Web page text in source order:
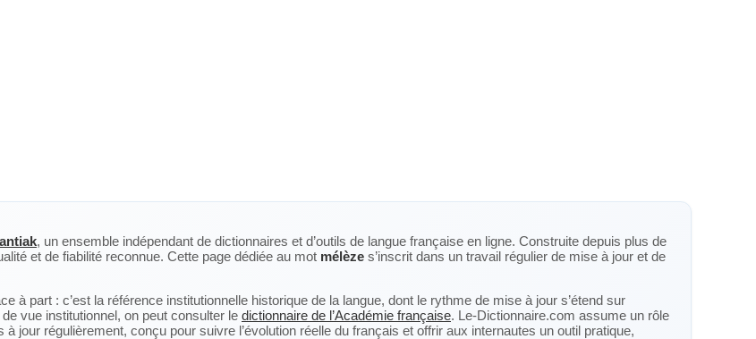
, un ensemble indépendant de dictionnaires et d’outils de langue française en ligne. Construite depuis plus de
et de fiabilité reconnue. Cette page dédiée au mot mélèze s’inscrit dans un travail régulier de mise à jour et de
à part : c’est la référence institutionnelle historique de la langue, dont le rythme de mise à jour s’étend sur
vue institutionnel, on peut consulter le dictionnaire de l’Académie française. Le-Dictionnaire.com assume un rôle
jour régulièrement, conçu pour suivre l’évolution réelle du français et offrir aux internautes un outil pratique,